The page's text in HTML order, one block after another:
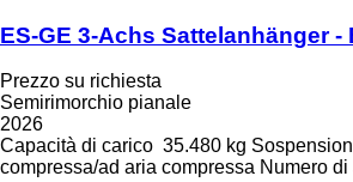
ES-GE 3-Achs Sattelanhänger -
Prezzo su richiesta
Semirimorchio pianale
2026
Capacità di carico 35.480 kg
compressa/ad aria compressa Numero di